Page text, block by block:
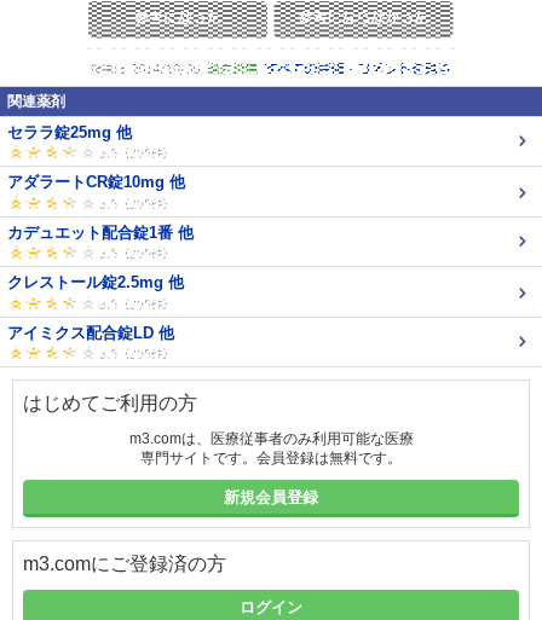
関連薬剤
セララ錠25mg 他
アダラートCR錠10mg 他
カデュエット配合錠1番 他
クレストール錠2.5mg 他
アイミクス配合錠LD 他
はじめてご利用の方
m3.comは、医療従事者のみ利用可能な医療
専門サイトです。会員登録は無料です。
新規会員登録
m3.comにご登録済の方
ログイン